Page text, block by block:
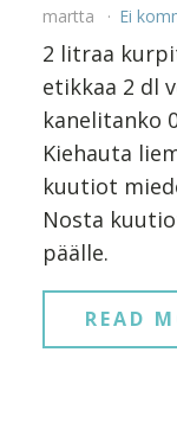
martta Ei
2 litraa
etikkaa 2 dl
kanelitanko
Kiehauta
kuutiot
Nosta
päälle.
READ